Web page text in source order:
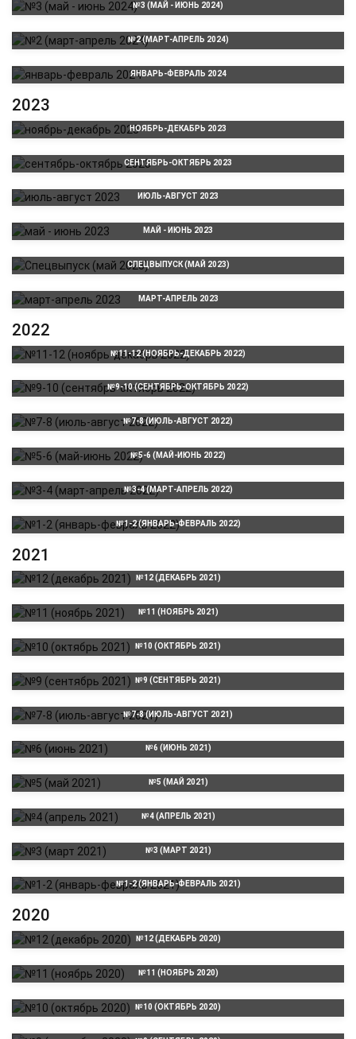
№3 (МАЙ - ИЮНЬ 2024)
№2 (МАРТ-АПРЕЛЬ 2024)
ЯНВАРЬ-ФЕВРАЛЬ 2024
2023
НОЯБРЬ-ДЕКАБРЬ 2023
СЕНТЯБРЬ-ОКТЯБРЬ 2023
ИЮЛЬ-АВГУСТ 2023
МАЙ - ИЮНЬ 2023
СПЕЦВЫПУСК (МАЙ 2023)
МАРТ-АПРЕЛЬ 2023
2022
№11-12 (НОЯБРЬ-ДЕКАБРЬ 2022)
№9-10 (СЕНТЯБРЬ-ОКТЯБРЬ 2022)
№7-8 (ИЮЛЬ-АВГУСТ 2022)
№5-6 (МАЙ-ИЮНЬ 2022)
№3-4 (МАРТ-АПРЕЛЬ 2022)
№1-2 (ЯНВАРЬ-ФЕВРАЛЬ 2022)
2021
№12 (ДЕКАБРЬ 2021)
№11 (НОЯБРЬ 2021)
№10 (ОКТЯБРЬ 2021)
№9 (СЕНТЯБРЬ 2021)
№7-8 (ИЮЛЬ-АВГУСТ 2021)
№6 (ИЮНЬ 2021)
№5 (МАЙ 2021)
№4 (АПРЕЛЬ 2021)
№3 (МАРТ 2021)
№1-2 (ЯНВАРЬ-ФЕВРАЛЬ 2021)
2020
№12 (ДЕКАБРЬ 2020)
№11 (НОЯБРЬ 2020)
№10 (ОКТЯБРЬ 2020)